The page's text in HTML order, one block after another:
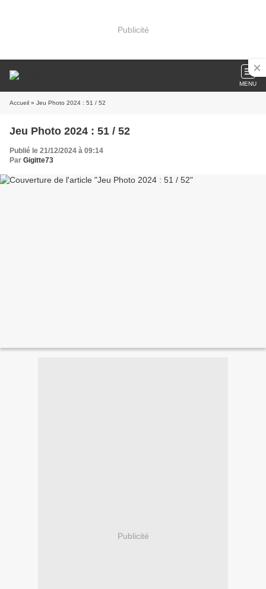
Publicité
MENU
Accueil » Jeu Photo 2024 : 51 / 52
Jeu Photo 2024 : 51 / 52
Publié le 21/12/2024 à 09:14
Par Gigitte73
Publicité